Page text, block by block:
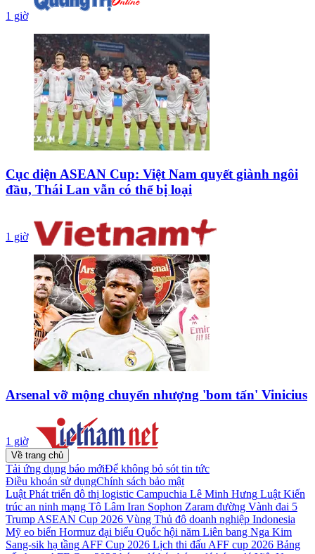
1 giờ
Cục diện ASEAN Cup: Việt Nam quyết giành ngôi
đầu, Thái Lan vẫn có thể bị loại
1 giờ
Arsenal vỡ mộng chuyển nhượng 'bom tấn' Vinicius
1 giờ
Về trang chủ
Tải ứng dụng báo mớiĐể không bỏ sót tin tức
Điều khoản sử dụngChính sách bảo mật
Luật Phát triển đô thị logistic Campuchia Lê Minh Hưng Luật Kiến
trúc an ninh mạng Tô Lâm Iran Sophon Zaram đường Vành đai 5
Trump ASEAN Cup 2026 Vùng Thủ đô doanh nghiệp Indonesia
Mỹ eo biển Hormuz đại biểu Quốc hội năm Liên bang Nga Kim
Sang-sik hạ tầng AFF Cup 2026 Lịch thi đấu AFF cup 2026 Bảng